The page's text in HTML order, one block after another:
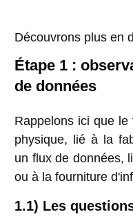
Découvrons plus en
Étape 1 :
de données
Rappelons ici que
physique, lié à la
un flux de données,
ou à la fourniture
1.1) Les